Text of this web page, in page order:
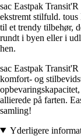
sac Eastpak
ekstremt stilfuld. tous
til et trendy tilbehør,
rundt i byen eller i
hen.
sac Eastpak
komfort- og
allierede på farten.
samling!
Yderligere